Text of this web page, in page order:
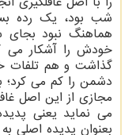
شب بود، یک رده
خودش را آشکار می
گذاشت و هم تلفات
دشمن را کم می
مجازی از این اصل
می نماید یعنی
بعنوان پدیده اصلی